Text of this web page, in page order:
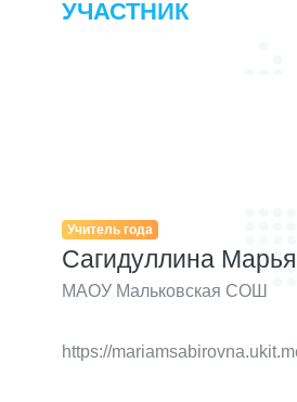
УЧАСТНИК
Учитель года
Сагидуллина
МАОУ Мальковская СОШ
https://